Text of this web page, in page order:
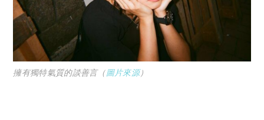
擁有獨特氣質的談善言（圖片來源）